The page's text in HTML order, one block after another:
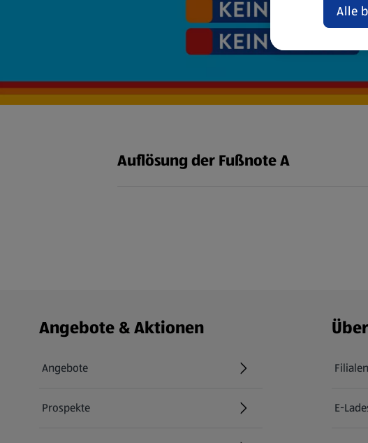
Auflösung der Fußnote A
Fußzeilenmenü - weitere Links
Angebote & Aktionen
Angebote
Prospekte
Filialen
E-
Übersicht der
Alle